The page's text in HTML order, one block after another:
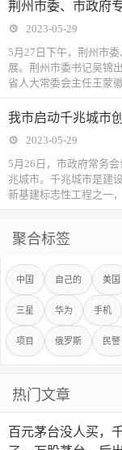
荆州市委、市政府
2023-05-29
5月27日下午，荆州市
展。荆州市委书记吴锦
省人大常委会主任王蒙
我市启动千兆城市
2023-05-29
5月26日，市政府常务
兆城市。千兆城市是建
新基建标志性工程之一
聚合标签
中国 自己的 美国
三星 华为 手机
项目 俄罗斯 民警
热门文章
百元茅台没人买，